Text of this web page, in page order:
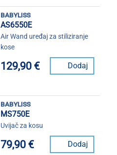
babyliss
AS6550E
Air Wand uređaj za stiliziranje
kose
129,90 € Dodaj
babyliss
MS750E
Uvijač za kosu
79,90 € Dodaj